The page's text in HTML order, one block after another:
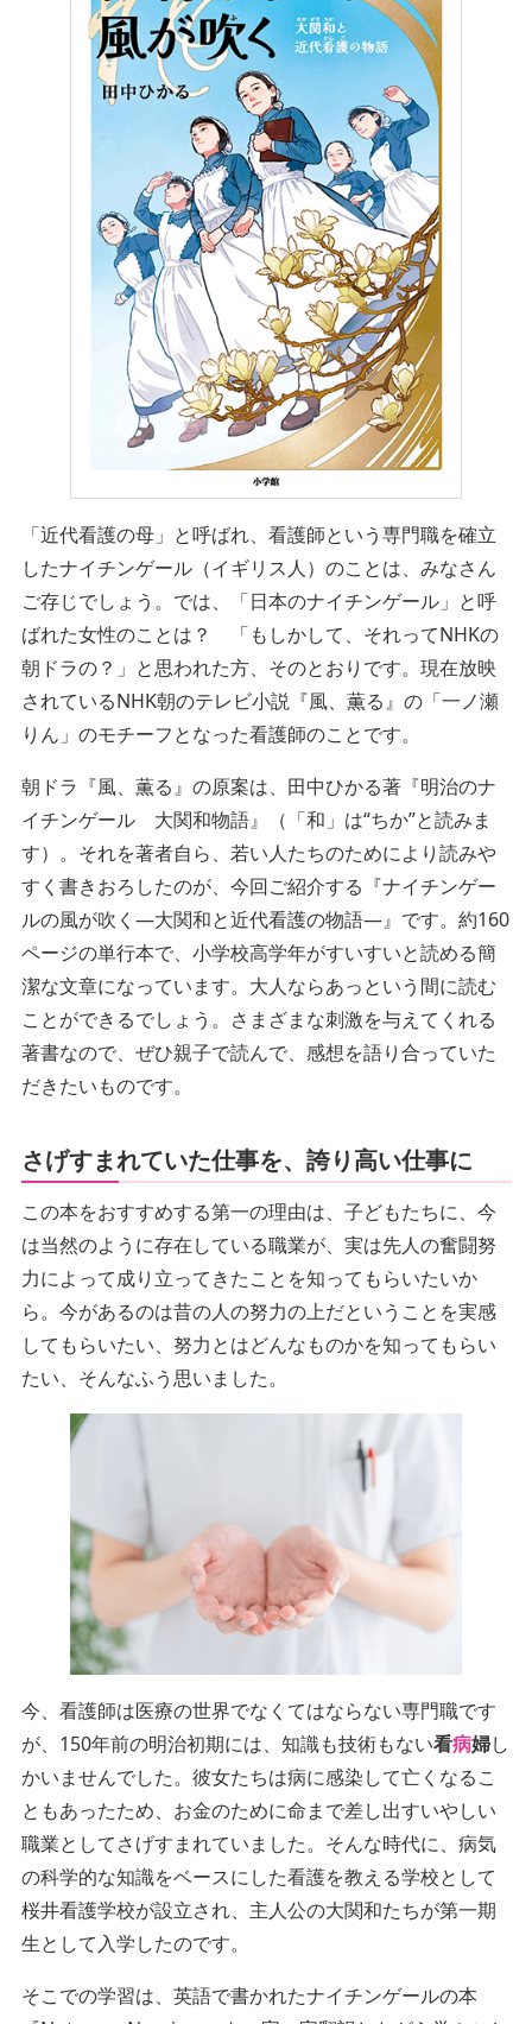
「近代看護の母」と呼ばれ、看護師という専門職を確立
したナイチンゲール（イギリス人）のことは、みなさん
ご存じでしょう。では、「日本のナイチンゲール」と呼
ばれた女性のことは？ 「もしかして、それってNHKの
朝ドラの？」と思われた方、そのとおりです。現在放映
されているNHK朝のテレビ小説『風、薫る』の「一ノ瀬
りん」のモチーフとなった看護師のことです。
朝ドラ『風、薫る』の原案は、田中ひかる著『明治のナ
イチンゲール 大関和物語』（「和」は“ちか”と読みま
す）。それを著者自ら、若い人たちのためにより読みや
すく書きおろしたのが、今回ご紹介する『ナイチンゲー
ルの風が吹く―大関和と近代看護の物語―』です。約160
ページの単行本で、小学校高学年がすいすいと読める簡
潔な文章になっています。大人ならあっという間に読む
ことができるでしょう。さまざまな刺激を与えてくれる
著書なので、ぜひ親子で読んで、感想を語り合っていた
だきたいものです。
さげすまれていた仕事を、誇り高い仕事に
この本をおすすめする第一の理由は、子どもたちに、今
は当然のように存在している職業が、実は先人の奮闘努
力によって成り立ってきたことを知ってもらいたいか
ら。今があるのは昔の人の努力の上だということを実感
してもらいたい、努力とはどんなものかを知ってもらい
たい、そんなふう思いました。
今、看護師は医療の世界でなくてはならない専門職です
が、150年前の明治初期には、知識も技術もない看病婦し
かいませんでした。彼女たちは病に感染して亡くなるこ
ともあったため、お金のために命まで差し出すいやしい
職業としてさげすまれていました。そんな時代に、病気
の科学的な知識をベースにした看護を教える学校として
桜井看護学校が設立され、主人公の大関和たちが第一期
生として入学したのです。
そこでの学習は、英語で書かれたナイチンゲールの本